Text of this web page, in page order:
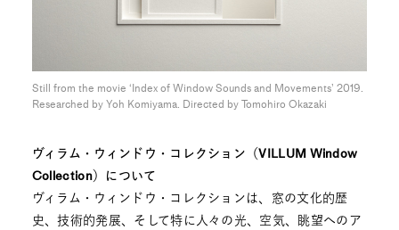
Still from the movie ‘Index of Window Sounds and Movements’ 2019.
Researched by Yoh Komiyama. Directed by Tomohiro Okazaki
ヴィラム・ウィンドウ・コレクション（VILLUM Window
Collection）について
ヴィラム・ウィンドウ・コレクションは、窓の文化的歴
史、技術的発展、そして特に人々の光、空気、眺望へのア